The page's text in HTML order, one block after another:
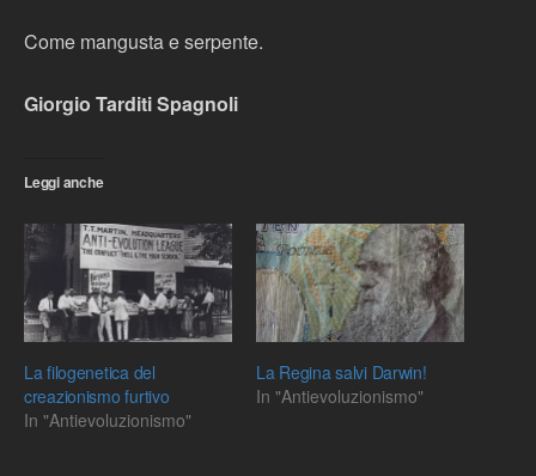
Come mangusta e serpente.
Giorgio Tarditi Spagnoli
Leggi anche
La filogenetica del
creazionismo furtivo
In "Antievoluzionismo"
La Regina salvi Darwin!
In "Antievoluzionismo"